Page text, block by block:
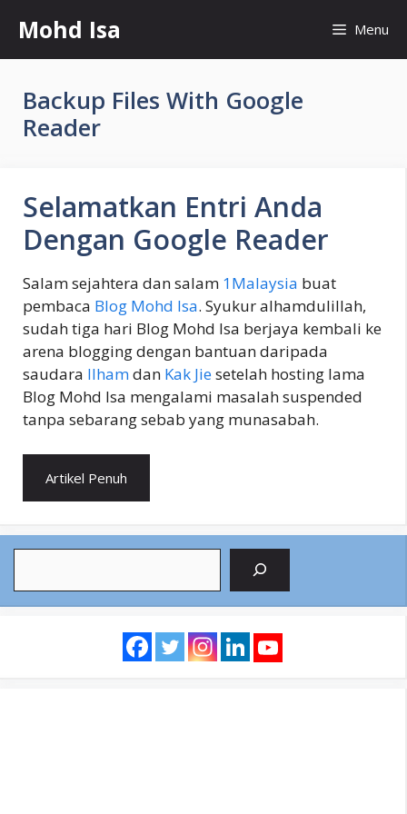
content
Mohd Isa Menu
Backup Files With Google
Reader
Selamatkan Entri Anda
Dengan Google Reader
Salam sejahtera dan salam 1Malaysia buat
pembaca Blog Mohd Isa. Syukur alhamdulillah,
sudah tiga hari Blog Mohd Isa berjaya kembali ke
arena blogging dengan bantuan daripada
saudara Ilhamdan Kak Jiesetelah hosting lama
Blog Mohd Isa mengalami masalah suspended
tanpa sebarang sebab yang munasabah.
Artikel Penuh